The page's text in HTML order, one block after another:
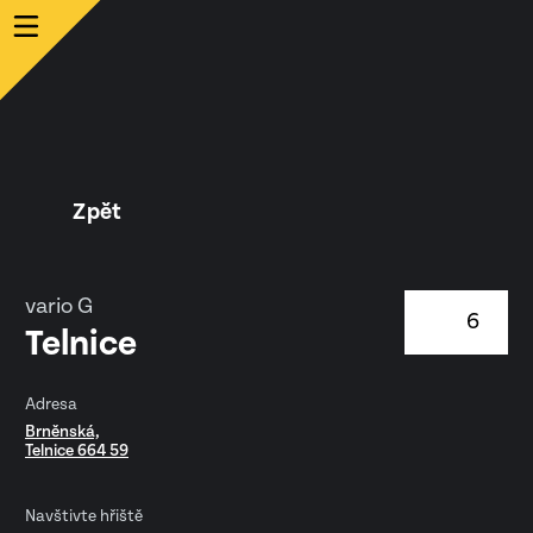
Zpět
vario G
Telnice
6
Adresa
Brněnská,
Telnice 664 59
Navštivte hřiště